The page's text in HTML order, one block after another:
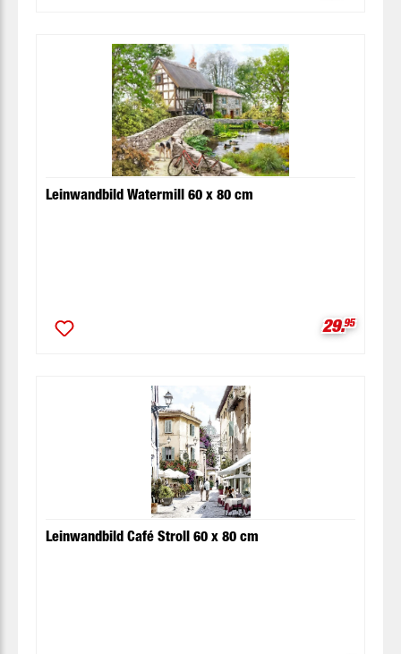
Leinwandbild Watermill 60 x 80 cm
29.95
Leinwandbild Café Stroll 60 x 80 cm